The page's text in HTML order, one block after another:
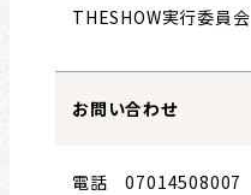
THESHOW実行委員会
お問い合わせ
電話 07014508007